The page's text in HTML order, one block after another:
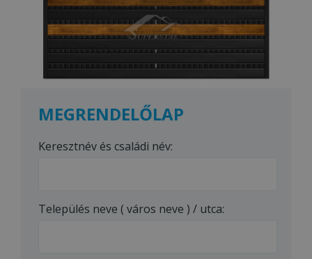
MEGRENDELŐLAP
Keresztnév és családi név:
Település neve ( város neve ) / utca: